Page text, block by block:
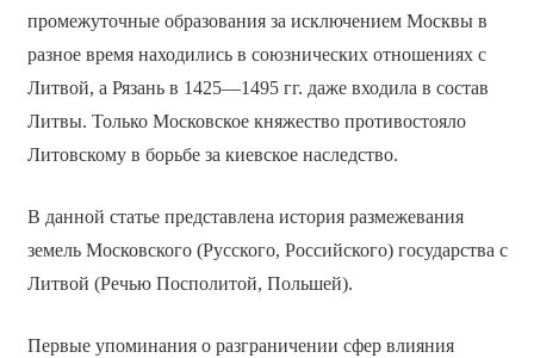
промежуточные образования за исключением Москвы в
разное время находились в союзнических отношениях с
Литвой, а Рязань в 1425—1495 гг. даже входила в состав
Литвы. Только Московское княжество противостояло
Литовскому в борьбе за киевское наследство.
В данной статье представлена история размежевания
земель Московского (Русского, Российского) государства с
Литвой (Речью Посполитой, Польшей).
Первые упоминания о разграничении сфер влияния